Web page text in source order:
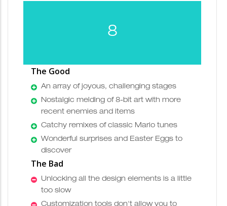
8
The Good
An array of joyous, challenging stages
Nostalgic melding of 8-bit art with more
recent enemies and items
Catchy remixes of classic Mario tunes
Wonderful surprises and Easter Eggs to
discover
The Bad
Unlocking all the design elements is a little
too slow
Customization tools don't allow you to